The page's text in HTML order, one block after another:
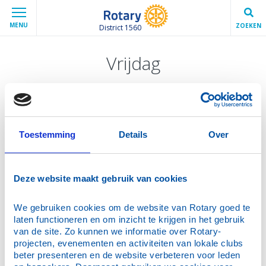
Toestemming Details Over
Deze website maakt gebruik van cookies
We gebruiken cookies om de website van Rotary goed te
laten functioneren en om inzicht te krijgen in het gebruik
van de site. Zo kunnen we informatie over Rotary-
projecten, evenementen en activiteiten van lokale clubs
beter presenteren en de website verbeteren voor leden
MENU District 1560 ZOEKEN
Vrijdag
Almelo (Rotaract club)
Regio: Twente-Noord (V)
Clubmeetings op: vrijdag, om 20:00u
Bijeenkomstadres: 't Hookhoes Bier en
Grotestraat 126
7607 CW Almelo
Doetinchem (Rotary club)
Regio: Achterhoek (IV)